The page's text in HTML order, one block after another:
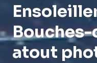
Bouches-
atout